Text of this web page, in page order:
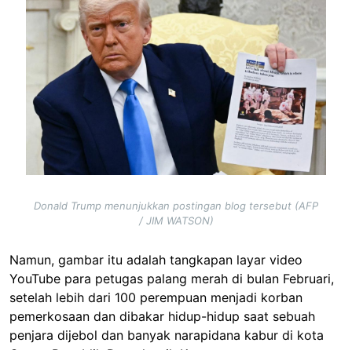
Donald Trump menunjukkan postingan blog tersebut (AFP
/ JIM WATSON)
Namun, gambar itu adalah tangkapan layar video
YouTube para petugas palang merah di bulan Februari,
setelah lebih dari 100 perempuan menjadi korban
pemerkosaan dan dibakar hidup-hidup saat sebuah
penjara dijebol dan banyak narapidana kabur di kota